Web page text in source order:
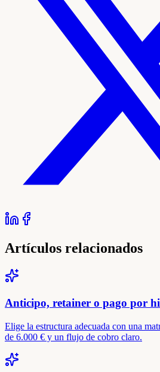
Artículos relacionados
Anticipo, retainer o pago por
Elige la estructura adecuada con una
de 6.000 € y un flujo de cobro claro.